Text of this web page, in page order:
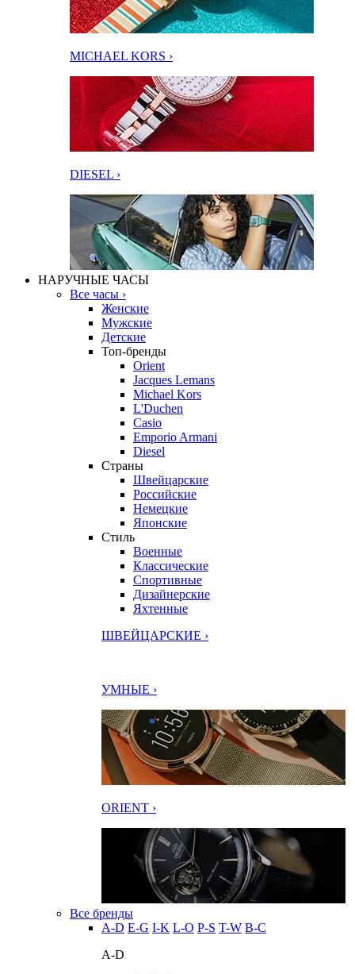
MICHAEL KORS ›
DIESEL ›
НАРУЧНЫЕ ЧАСЫ
Все часы ›
Женские
Мужские
Детские
Топ-бренды
Orient
Jacques Lemans
Michael Kors
L'Duchen
Casio
Emporio Armani
Diesel
Страны
Швейцарские
Российские
Немецкие
Японские
Стиль
Военные
Классические
Спортивные
Дизайнерские
Яхтенные
ШВЕЙЦАРСКИЕ ›
УМНЫЕ ›
ORIENT ›
Все бренды
A-D E-G I-K L-O P-S T-W В-С
A-D